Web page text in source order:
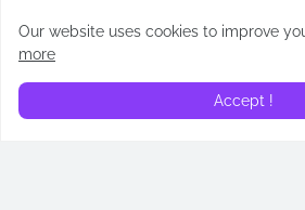
RECAPS
Our website uses cookies to improve
more
Accept !